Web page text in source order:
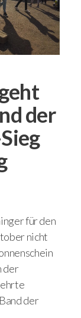
der
für den
nicht
der
der